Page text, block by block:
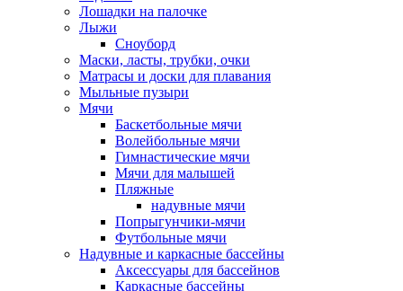
Лошадки на палочке
Лыжи
Сноуборд
Маски, ласты, трубки, очки
Матрасы и доски для плавания
Мыльные пузыри
Мячи
Баскетбольные мячи
Волейбольные мячи
Гимнастические мячи
Мячи для малышей
Пляжные
надувные мячи
Попрыгунчики-мячи
Футбольные мячи
Надувные и каркасные бассейны
Аксессуары для бассейнов
Каркасные бассейны